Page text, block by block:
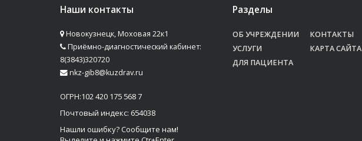
Наши контакты
Новокузнецк, Моховая 22к1
Приёмно-диагностический кабинет:
8(3843)320720
nkz-gib8@kuzdrav.ru
ОГРН:102 420 175 568 7
Почтовый индекс: 654038
Нашли ошибку? Сообщите нам!
Разделы
ОБ УЧРЕЖДЕНИИ
УСЛУГИ
ДЛЯ ПАЦИЕНТА
КОНТАКТЫ
КАРТА САЙТА